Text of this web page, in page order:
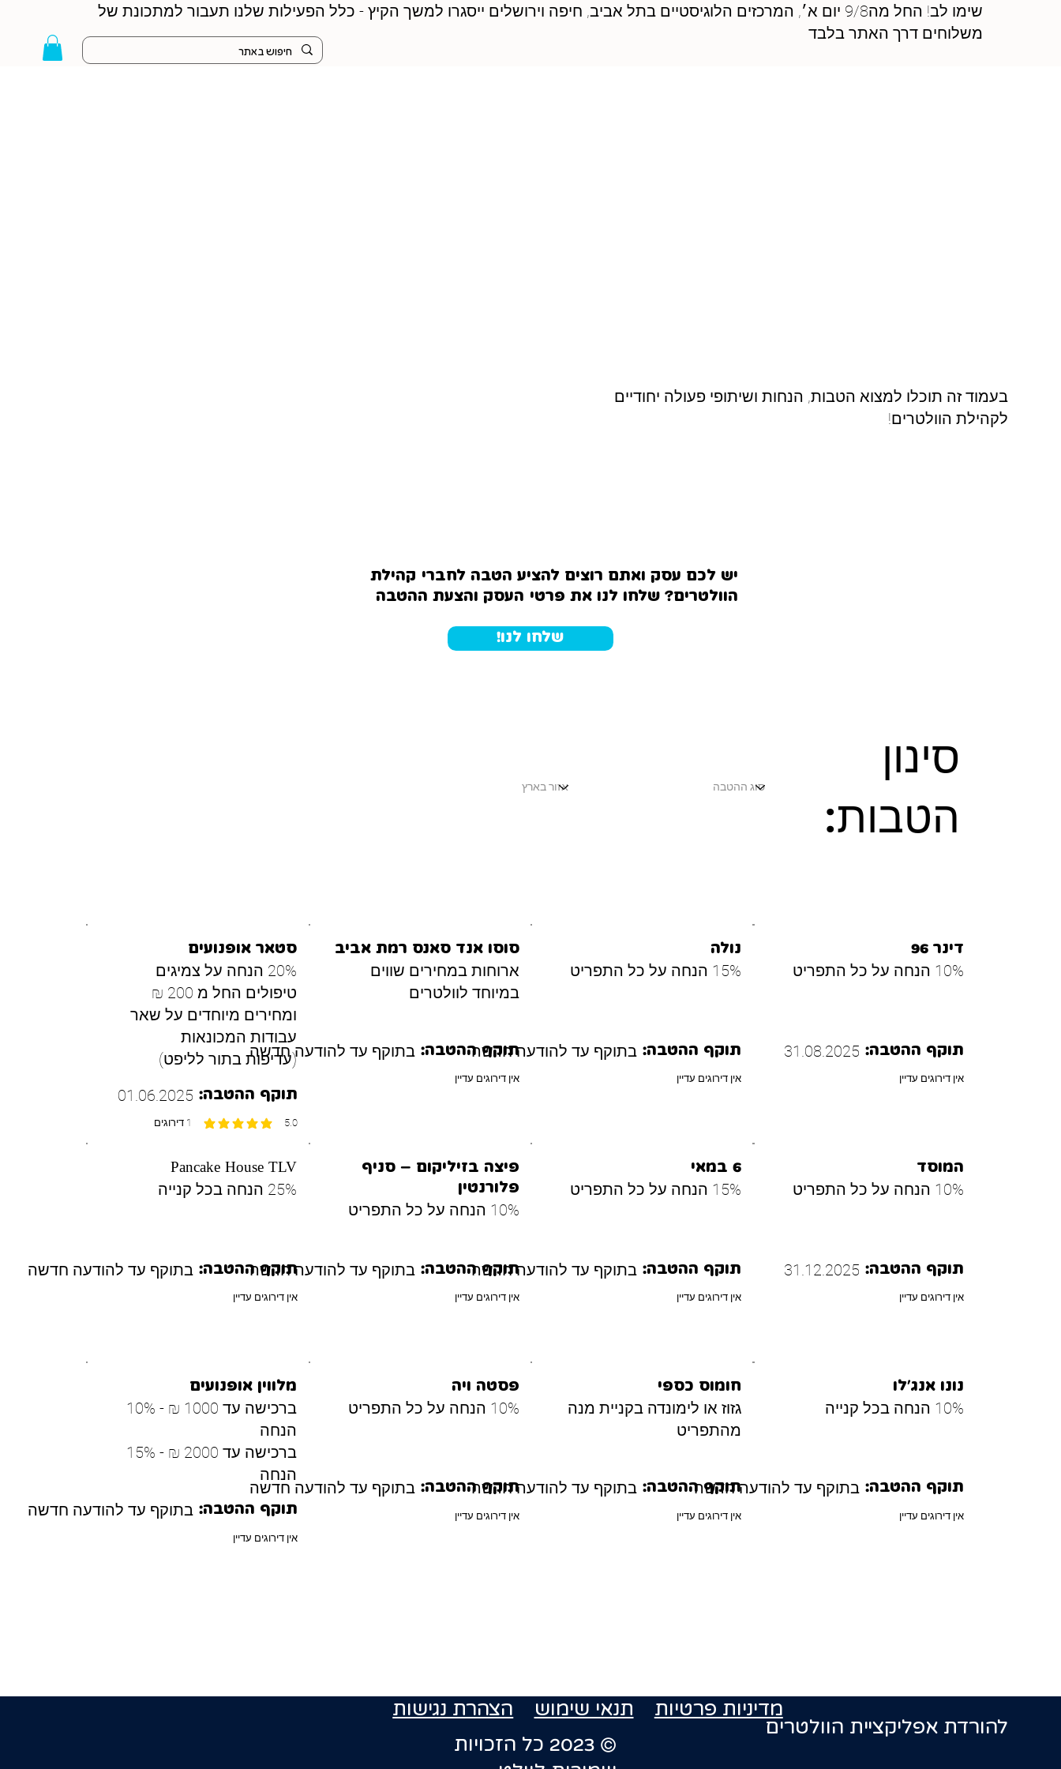
שימו לב! החל מה9/8 יום א׳, המרכזים הלוגיסטיים בתל אביב, חיפה וירושלים ייסגרו למשך הקיץ - כלל הפעילות שלנו תעבור למתכונת של
משלוחים דרך האתר בלבד
בעמוד זה תוכלו למצוא הטבות, הנחות ושיתופי פעולה יחודיים
לקהילת הוולטרים!
יש לכם עסק ואתם רוצים להציע הטבה לחברי קהילת
הוולטרים? שלחו לנו את פרטי העסק והצעת ההטבה
שלחו לנו!
סינון
הטבות:
דינר 96
10% הנחה על כל התפריט
31.08.2025 תוקף ההטבה:
אין דירוגים עדיין
נולה
15% הנחה על כל התפריט
בתוקף עד להודעה חדשה תוקף ההטבה:
אין דירוגים עדיין
סוסו אנד סאנס רמת אביב
ארוחות במחירים שווים
במיוחד לוולטרים
בתוקף עד להודעה חדשה תוקף ההטבה:
אין דירוגים עדיין
סטאר אופנועים
20% הנחה על צמיגים
טיפולים החל מ 200 ₪
ומחירים מיוחדים על שאר
עבודות המכונאות
(עדיפות בתור לליפט)
01.06.2025 תוקף ההטבה:
5.0
1 דירוגים הדירוג הממוצא הוא 5 מתוך 5, מבוסס על 1 הצבעות, דירוגים
המוסד
10% הנחה על כל התפריט
31.12.2025 תוקף ההטבה:
אין דירוגים עדיין
6 במאי
15% הנחה על כל התפריט
בתוקף עד להודעה חדשה תוקף ההטבה:
אין דירוגים עדיין
פיצה בזיליקום – סניף
פלורנטין
10% הנחה על כל התפריט
בתוקף עד להודעה חדשה תוקף ההטבה:
אין דירוגים עדיין
Pancake House TLV
25% הנחה בכל קנייה
בתוקף עד להודעה חדשה תוקף ההטבה:
אין דירוגים עדיין
נונו אנג׳לו
10% הנחה בכל קנייה
בתוקף עד להודעה חדשה תוקף ההטבה:
אין דירוגים עדיין
חומוס כספי
גזוז או לימונדה בקניית מנה
מהתפריט
בתוקף עד להודעה חדשה תוקף ההטבה:
אין דירוגים עדיין
פסטה ויה
10% הנחה על כל התפריט
בתוקף עד להודעה חדשה תוקף ההטבה:
אין דירוגים עדיין
מלווין אופנועים
ברכישה עד 1000 ₪ - 10%
הנחה
ברכישה עד 2000 ₪ - 15%
הנחה
בתוקף עד להודעה חדשה תוקף ההטבה:
אין דירוגים עדיין
להורדת אפליקציית הוולטרים
הצהרת נגישות תנאי שימוש
מדיניות פרטיות
© 2023 כל הזכויות